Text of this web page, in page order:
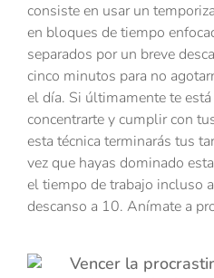
consiste en usar un
en bloques de tiempo
separados por un breve
cinco minutos para no
el día. Si últimamente te
concentrarte y cumplir con
esta técnica terminarás tus
vez que hayas dominado
el tiempo de trabajo incluso
descanso a 10. Anímate a